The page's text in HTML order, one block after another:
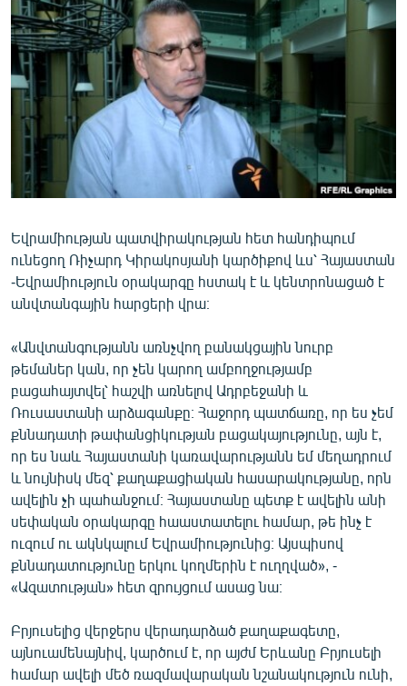
Եվրամիության պատվիրակության հետ հանդիպում
ունեցող Ռիչարդ Կիրակոսյանի կարծիքով ևս՝ Հայաստան
-Եվրամիություն օրակարգը հստակ է և կենտրոնացած է
անվտանգային հարցերի վրա։
«Անվտանգությանն առնչվող բանակցային նուրբ
թեմաներ կան, որ չեն կարող ամբողջությամբ
բացահայտվել՝ հաշվի առնելով Ադրբեջանի և
Ռուսաստանի արձագանքը։ Հաջորդ պատճառը, որ ես չեմ
քննադատի թափանցիկության բացակայությունը, այն է,
որ ես նաև Հայաստանի կառավարությանն եմ մեղադրում
և նույնիսկ մեզ՝ քաղաքացիական հասարակությանը, որն
ավելին չի պահանջում։ Հայաստանը պետք է ավելին անի
սեփական օրակարգը հաաստատելու համար, թե ինչ է
ուզում ու ակնկալում Եվրամիությունից։ Այսպիսով
քննադատությունը երկու կողմերին է ուղղված», -
«Ազատության» հետ զրույցում ասաց նա։
Բրյուսելից վերջերս վերադարձած քաղաքագետը,
այնուամենայնիվ, կարծում է, որ այժմ Երևանը Բրյուսելի
համար ավելի մեծ ռազմավարական նշանակություն ունի,